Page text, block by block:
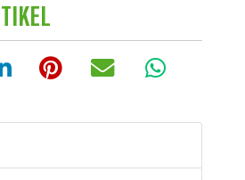
LinkedInPinterest
E-mail